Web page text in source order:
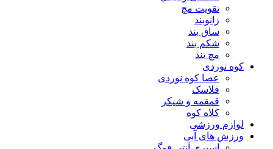
تقویت مچ
زانوبند
ساق بند
شکم بند
مچ بند
کوه نوردی
عصا کوه نوردی
فلاسک
قمقمه و شیکر
کلاه کوه
لوازم ورزشی
ورزش های آبی